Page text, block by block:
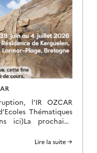
l’IR OZCAR
Thématiques
ici)La prochaine
(petit déjeuner) à
Lire la suite →